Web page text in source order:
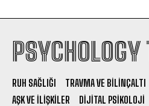
RUH SAĞLIĞI TRAVMA VE BILINÇALTI
AŞK VE İLIŞKILER
DIJITAL PSIKOLOJI